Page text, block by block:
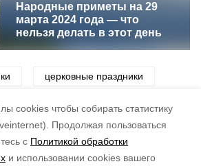
cookies чтобы собирать статистику
Продолжая пользоваться
с Политикой обработки
и использовании cookies вашего
Народные приметы на 29
марта 2024 года — что
нельзя делать в этот день
церковные праздники
история дата